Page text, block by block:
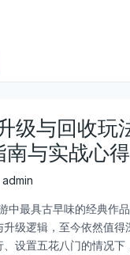
级与回收玩
南与实战心得
admin
中最具古早味的经典作
级逻辑，至今依然值得
设置五花八门的情况下